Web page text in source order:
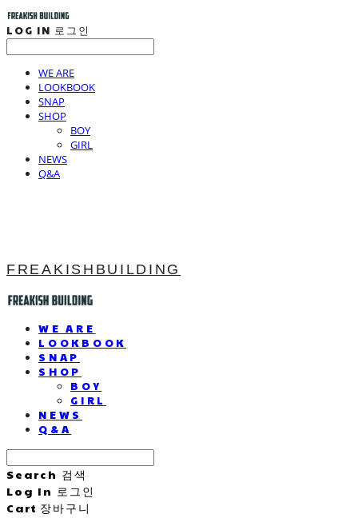
LOG IN 로그인
WE ARE
LOOKBOOK
SNAP
SHOP
BOY
GIRL
NEWS
Q&A
FREAKISHBUILDING
WE ARE
LOOKBOOK
SNAP
SHOP
BOY
GIRL
NEWS
Q&A
Search 검색
Log In 로그인
Cart 장바구니